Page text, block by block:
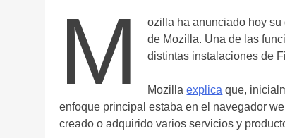
M
ozilla ha anunciado hoy
de Mozilla. Una de las
distintas instalaciones de
Mozillaexplica que,
enfoque principal estaba en el navegador
creado o adquirido varios servicios y